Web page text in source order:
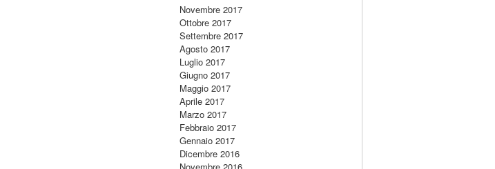
Novembre 2017
Ottobre 2017
Settembre 2017
Agosto 2017
Luglio 2017
Giugno 2017
Maggio 2017
Aprile 2017
Marzo 2017
Febbraio 2017
Gennaio 2017
Dicembre 2016